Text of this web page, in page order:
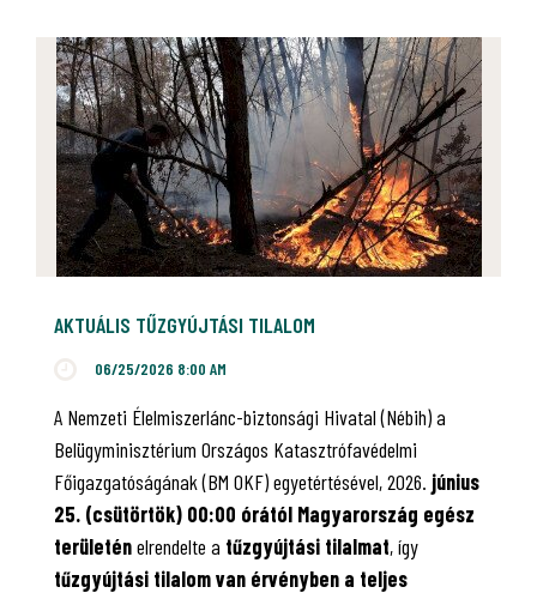
AKTUÁLIS TŰZGYÚJTÁSI TILALOM
06/25/2026 8:00 AM
A Nemzeti Élelmiszerlánc-biztonsági Hivatal (Nébih) a
Belügyminisztérium Országos Katasztrófavédelmi
Főigazgatóságának (BM OKF) egyetértésével, 2026. június
25. (csütörtök) 00:00 órától Magyarország egész
területénelrendelte a tűzgyújtási tilalmat, így
tűzgyújtási tilalom van érvényben a teljes